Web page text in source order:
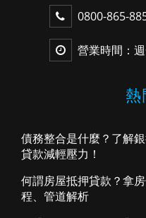
0800-865-
營業時間：
債務整合是什麼？了解
貸款減輕壓力！
何謂房屋抵押貸款？拿
程、管道解析